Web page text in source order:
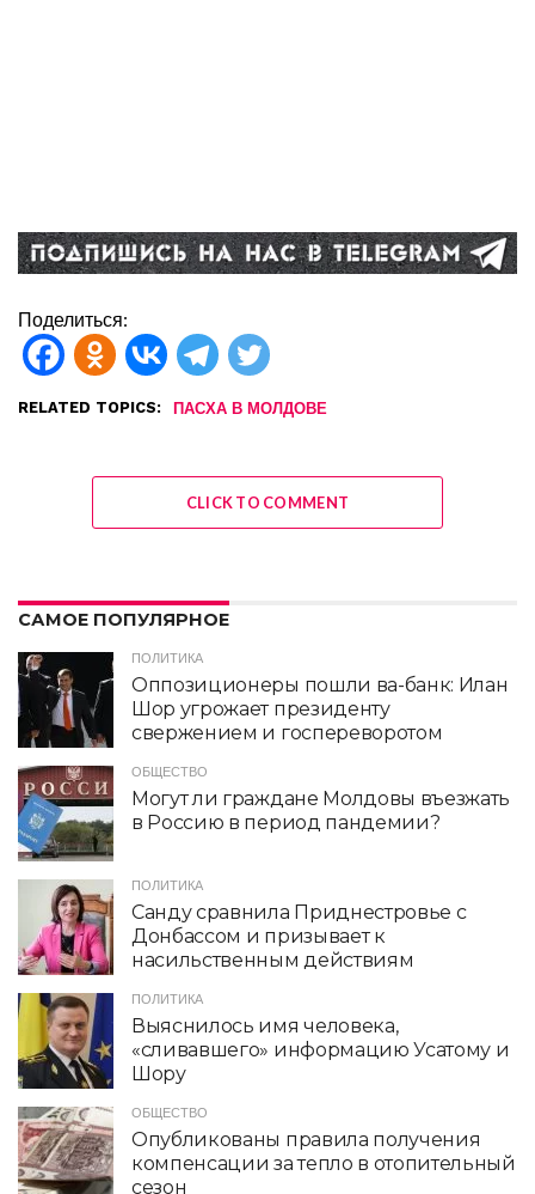
Поделиться:
RELATED TOPICS: ПАСХА В МОЛДОВЕ
CLICK TO COMMENT
САМОЕ ПОПУЛЯРНОЕ
ПОЛИТИКА
Оппозиционеры пошли ва-банк: Илан
Шор угрожает президенту
свержением и госпереворотом
ОБЩЕСТВО
Могут ли граждане Молдовы въезжать
в Россию в период пандемии?
ПОЛИТИКА
Санду сравнила Приднестровье с
Донбассом и призывает к
насильственным действиям
ПОЛИТИКА
Выяснилось имя человека,
«сливавшего» информацию Усатому и
Шору
ОБЩЕСТВО
Опубликованы правила получения
компенсации за тепло в отопительный
сезон